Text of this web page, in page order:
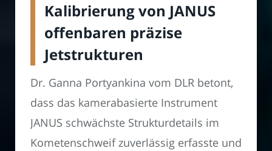
Kalibrierung von JANUS
offenbaren präzise
Jetstrukturen
Dr. Ganna Portyankina vom DLR betont,
dass das kamerabasierte Instrument
JANUS schwächste Strukturdetails im
Kometenschweif zuverlässig erfasste und